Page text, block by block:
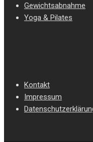
Gewichtsabnahme
Yoga & Pilates
Kontakt
Impressum